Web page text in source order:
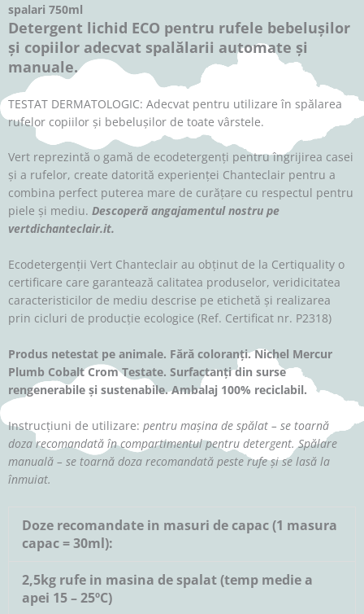
spalari 750ml
Detergent lichid ECO pentru rufele bebelușilor
și copiilor adecvat spalălarii automate și
manuale.
TESTAT DERMATOLOGIC: Adecvat pentru utilizare în spălarea
rufelor copiilor și bebelușilor de toate vârstele.
Vert reprezintă o gamă de ecodetergenți pentru îngrijirea casei
și a rufelor, create datorită experienței Chanteclair pentru a
combina perfect puterea mare de curățare cu respectul pentru
piele și mediu. Descoperă angajamentul nostru pe
vertdichanteclair.it.
Ecodetergenții Vert Chanteclair au obținut de la Certiquality o
certificare care garantează calitatea produselor, veridicitatea
caracteristicilor de mediu descrise pe etichetă și realizarea
prin cicluri de producție ecologice (Ref. Certificat nr. P2318)
Produs netestat pe animale. Fără coloranți.Nichel Mercur
Plumb Cobalt Crom Testate. Surfactanți din surse
rengenerabile și sustenabile. Ambalaj 100% reciclabil.
Instrucțiuni de utilizare: pentru mașina de spălat – se toarnă
doza recomandată în compartimentul pentru detergent. Spălare
manuală – se toarnă doza recomandată peste rufe și se lasă la
înmuiat.
Doze recomandate in masuri de capac (1 masura
capac = 30ml):
2,5kg rufe in masina de spalat (temp medie a
apei 15 – 25ºC)